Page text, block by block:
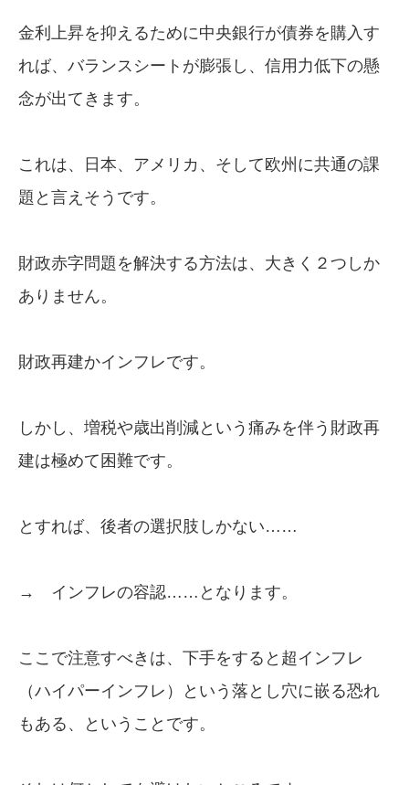
金利上昇を抑えるために中央銀行が債券を購入す
れば、バランスシートが膨張し、信用力低下の懸
念が出てきます。
これは、日本、アメリカ、そして欧州に共通の課
題と言えそうです。
財政赤字問題を解決する方法は、大きく２つしか
ありません。
財政再建かインフレです。
しかし、増税や歳出削減という痛みを伴う財政再
建は極めて困難です。
とすれば、後者の選択肢しかない……
→ インフレの容認……となります。
ここで注意すべきは、下手をすると超インフレ
（ハイパーインフレ）という落とし穴に嵌る恐れ
もある、ということです。